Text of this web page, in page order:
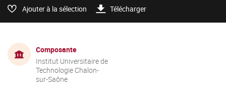
Ajouter à la sélection Télécharger
Composante
Institut Universitaire de
Technologie Chalon-
sur-Saône